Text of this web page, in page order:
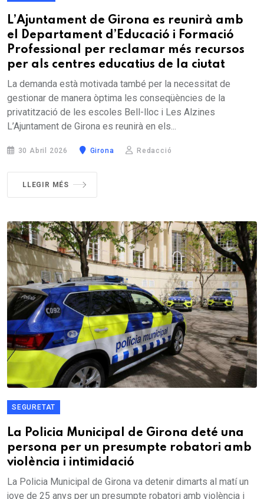
L’Ajuntament de Girona es reunirà amb
el Departament d’Educació i Formació
Professional per reclamar més recursos
per als centres educatius de la ciutat
La demanda està motivada també per la necessitat de
gestionar de manera òptima les conseqüències de la
privatització de les escoles Bell-lloc i Les Alzines
L’Ajuntament de Girona es reunirà en els...
30 Abril 2026 Girona Redacció
LLEGIR MÉS
SEGURETAT
La Policia Municipal de Girona deté una
persona per un presumpte robatori amb
violència i intimidació
La Policia Municipal de Girona va detenir dimarts al matí un
jove de 25 anys per un presumpte robatori amb violència i